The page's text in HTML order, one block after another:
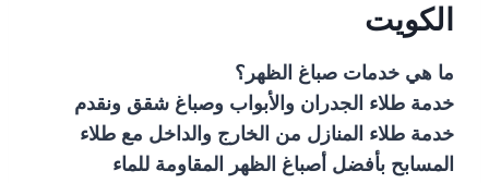
الكويت
ما هي خدمات صباغ الظهر؟
خدمة طلاء الجدران والأبواب وصباغ شقق ونقدم
خدمة طلاء المنازل من الخارج والداخل مع طلاء
المسابح بأفضل أصباغ الظهر المقاومة للماء